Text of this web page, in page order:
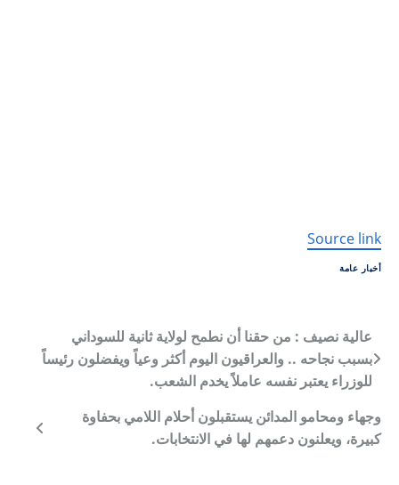
Source link
أخبار عامة
ص
ح
عالية نصيف : من حقنا أن نطمح لولاية ثانية للسوداني
بسبب نجاحه .. والعراقيون اليوم أكثر وعياً ويفضلون رئيساً
للوزراء يعتبر نفسه عاملاً يخدم الشعب.
وجهاء ومحامو المدائن يستقبلون أحلام اللامي بحفاوة
كبيرة، ويعلنون دعمهم لها في الانتخابات.